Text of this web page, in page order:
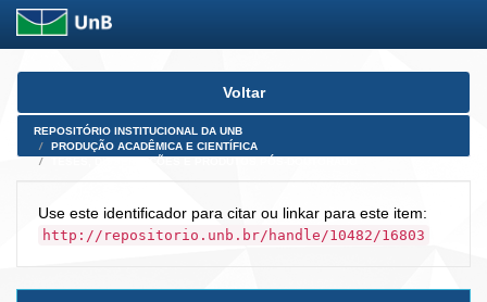
Skip
Voltar
REPOSITÓRIO INSTITUCIONAL DA UNB
PRODUÇÃO ACADÊMICA E CIENTÍFICA
Use este identificador para citar ou linkar para este item:
http://repositorio.unb.br/handle/10482/16803